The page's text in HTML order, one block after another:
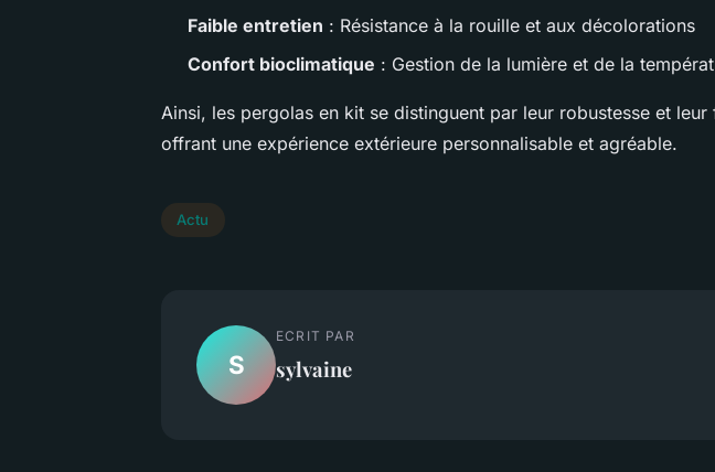
Faible entretien : Résistance à la rouille et aux décolorations
Confort bioclimatique : Gestion de la lumière et de la
Ainsi, les pergolas en kit se distinguent par leur robustesse et
offrant une expérience extérieure personnalisable et agréable.
Actu
S
ECRIT PAR
sylvaine